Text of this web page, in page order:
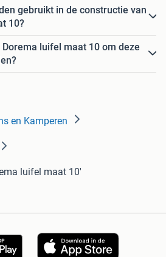
gebruikt in de constructie van
10?
luifel maat 10 om deze
en Kamperen
luifel maat 10'